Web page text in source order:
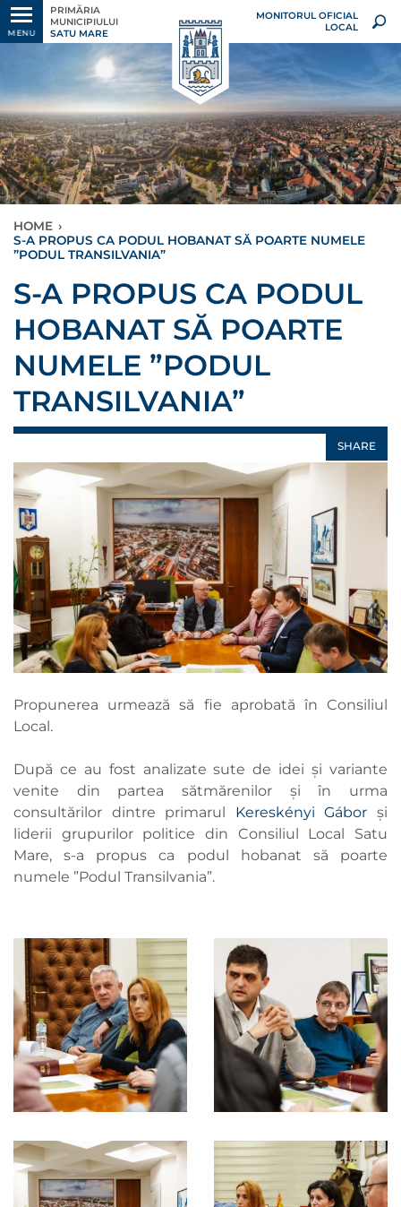
MENU
PRIMĂRIA
MUNICIPIULUI
SATU MARE
MONITORUL OFICIAL
LOCAL
HOME ›
S-A PROPUS CA PODUL HOBANAT SĂ POARTE NUMELE
”PODUL TRANSILVANIA”
S-A PROPUS CA PODUL
HOBANAT SĂ POARTE
NUMELE ”PODUL
TRANSILVANIA”
SHARE
Propunerea urmează să fie aprobată în Consiliul
Local.
După ce au fost analizate sute de idei și variante
venite din partea sătmărenilor și în urma
consultărilor dintre primarul Kereskényi Gábor și
liderii grupurilor politice din Consiliul Local Satu
Mare, s-a propus ca podul hobanat să poarte
numele ”Podul Transilvania”.